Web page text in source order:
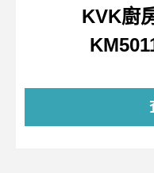
KVK廚